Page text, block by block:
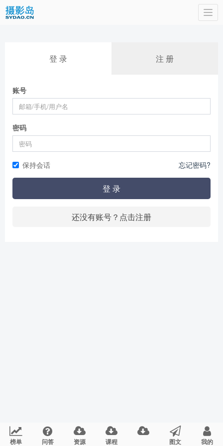
登 录 注 册
账号
密码
保持会话 忘记密码?
登 录
还没有账号？点击注册
榜单 问答 资源 课程 图文 我的